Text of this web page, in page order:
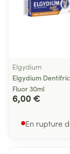
Elgydium
Elgydium
Fluor 30ml
6,00 €
En rupture